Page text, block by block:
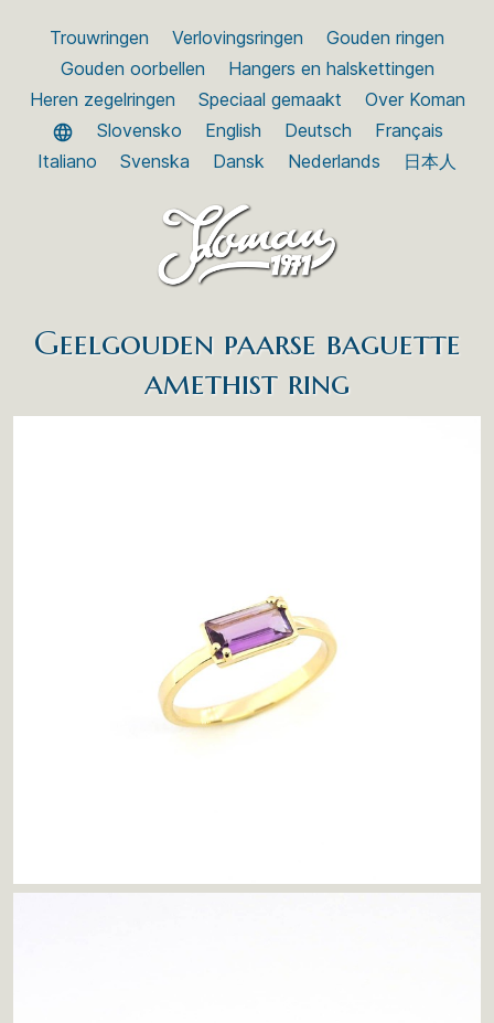
Trouwringen Verlovingsringen
Gouden ringen
Gouden oorbellen
Hangers en halskettingen
Heren zegelringen
Speciaal gemaakt
Over Koman
Slovensko
English Deutsch
Français
Italiano
Svenska Dansk Nederlands 日本人
Geelgouden paarse baguette
amethist ring